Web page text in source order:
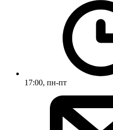
17:00, пн-пт